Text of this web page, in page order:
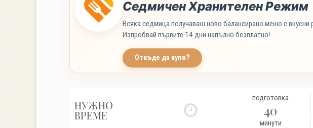
Седмичен Хранителен Режим
Всяка седмица получаваш ново балансирано меню с вкусни
Изпробвай първите 14 дни напълно безплатно!
Откъде да купя?
НУЖНО
ВРЕМЕ
подготовка
40
минути